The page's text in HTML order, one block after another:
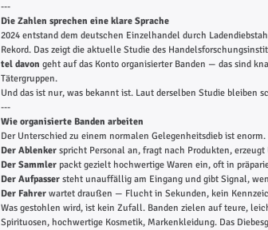
---
Die Zahlen sprechen eine klare Sprache
2024 entstand dem deutschen Einzelhandel durch
Rekord. Das zeigt die aktuelle Studie des
tel davon geht auf das Konto organisierter Banden — das sind
Tätergruppen.
Und das ist nur, was bekannt ist. Laut derselben Studie bleiben
---
Wie organisierte Banden arbeiten
Der Unterschied zu einem normalen Gelegenheitsdieb ist
Der Ablenker spricht Personal an, fragt nach Produkten,
Der Sammler packt gezielt hochwertige Waren ein, oft in
Der Aufpasser steht unauffällig am Eingang und gibt Signal,
Der Fahrer wartet draußen — Flucht in Sekunden, kein
Was gestohlen wird, ist kein Zufall. Banden zielen auf teure,
Spirituosen, hochwertige Kosmetik, Markenkleidung. Das